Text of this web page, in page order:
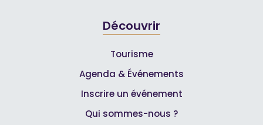
Découvrir
Tourisme
Agenda & Événements
Inscrire un événement
Qui sommes-nous ?